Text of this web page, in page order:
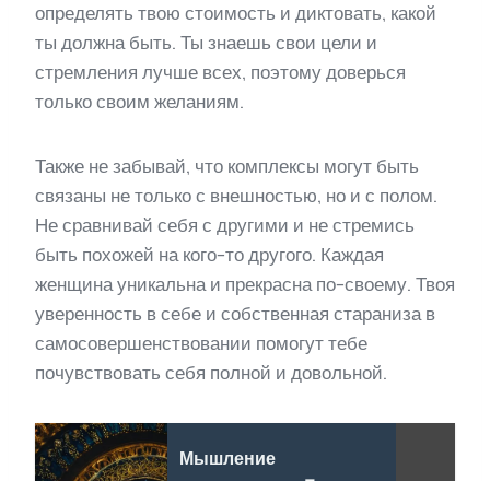
определять твою стоимость и диктовать, какой
ты должна быть. Ты знаешь свои цели и
стремления лучше всех, поэтому доверься
только своим желаниям.
Также не забывай, что комплексы могут быть
связаны не только с внешностью, но и с полом.
Не сравнивай себя с другими и не стремись
быть похожей на кого-то другого. Каждая
женщина уникальна и прекрасна по-своему. Твоя
уверенность в себе и собственная стараниза в
самосовершенствовании помогут тебе
почувствовать себя полной и довольной.
Мышление